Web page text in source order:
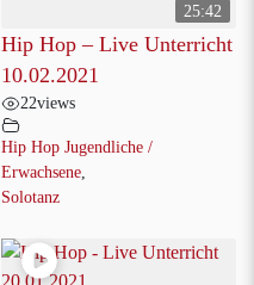
25:42
Hip Hop – Live Unterricht
10.02.2021
22views
Hip Hop Jugendliche /
Erwachsene
Solotanz